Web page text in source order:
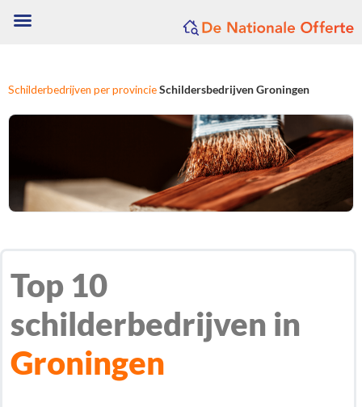
Schilderbedrijven per provincieSchildersbedrijven Groningen
Top 10
schilderbedrijven in
Groningen